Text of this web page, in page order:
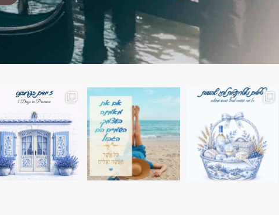
השמים הם הגבול 💙🩵 טיול בין